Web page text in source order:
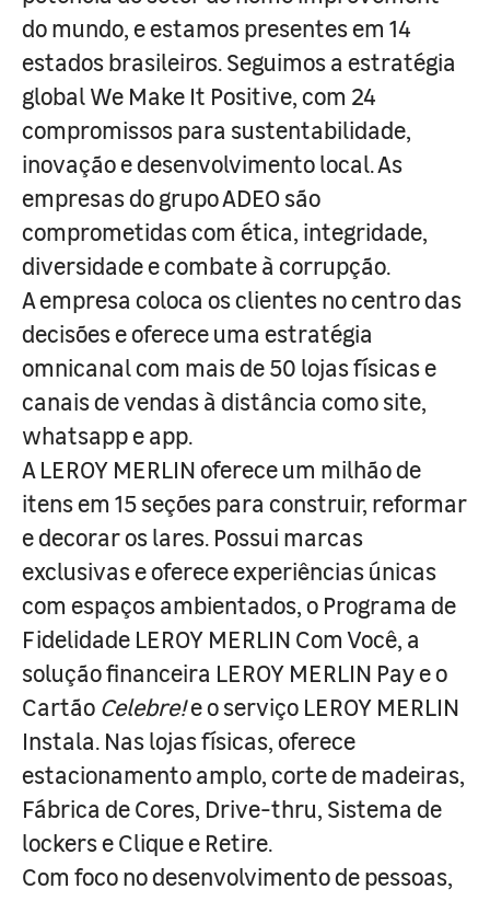
do mundo, e estamos presentes em 14
estados brasileiros. Seguimos a estratégia
global We Make It Positive, com 24
compromissos para sustentabilidade,
inovação e desenvolvimento local. As
empresas do grupo ADEO são
comprometidas com ética, integridade,
diversidade e combate à corrupção.
A empresa coloca os clientes no centro das
decisões e oferece uma estratégia
omnicanal com mais de 50 lojas físicas e
canais de vendas à distância como site,
whatsapp e app.
A LEROY MERLIN oferece um milhão de
itens em 15 seções para construir, reformar
e decorar os lares. Possui marcas
exclusivas e oferece experiências únicas
com espaços ambientados, o Programa de
Fidelidade LEROY MERLIN Com Você, a
solução financeira LEROY MERLIN Pay e o
Cartão Celebre!e o serviço LEROY MERLIN
Instala. Nas lojas físicas, oferece
estacionamento amplo, corte de madeiras,
Fábrica de Cores, Drive-thru, Sistema de
lockers e Clique e Retire.
Com foco no desenvolvimento de pessoas,